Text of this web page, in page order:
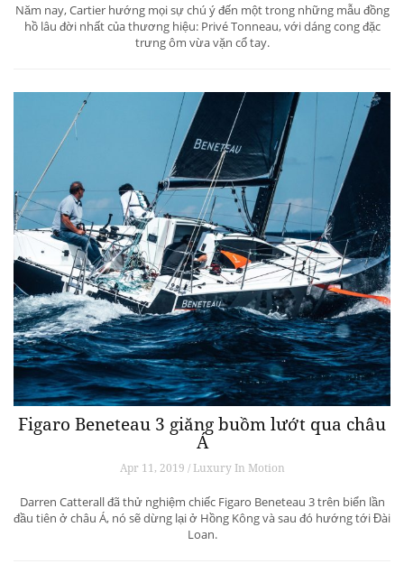
Năm nay, Cartier hướng mọi sự chú ý đến một trong những mẫu đồng
hồ lâu đời nhất của thương hiệu: Privé Tonneau, với dáng cong đặc
trưng ôm vừa vặn cổ tay.
Figaro Beneteau 3 giăng buồm lướt qua châu
Á
Apr 11, 2019 / Luxury In Motion
Darren Catterall đã thử nghiệm chiếc Figaro Beneteau 3 trên biển lần
đầu tiên ở châu Á, nó sẽ dừng lại ở Hồng Kông và sau đó hướng tới Đài
Loan.